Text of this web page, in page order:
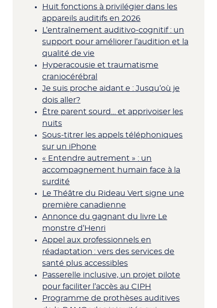
Huit fonctions à privilégier dans les
appareils auditifs en 2026
L’entraînement auditivo-cognitif : un
support pour améliorer l’audition et la
qualité de vie
Hyperacousie et traumatisme
craniocérébral
Je suis proche aidant.e : Jusqu’où je
dois aller?
Être parent sourd… et apprivoiser les
nuits
Sous-titrer les appels téléphoniques
sur un iPhone
« Entendre autrement » : un
accompagnement humain face à la
surdité
Le Théâtre du Rideau Vert signe une
première canadienne
Annonce du gagnant du livre Le
monstre d’Henri
Appel aux professionnels en
réadaptation : vers des services de
santé plus accessibles
Passerelle inclusive, un projet pilote
pour faciliter l’accès au CIPH
Programme de prothèses auditives